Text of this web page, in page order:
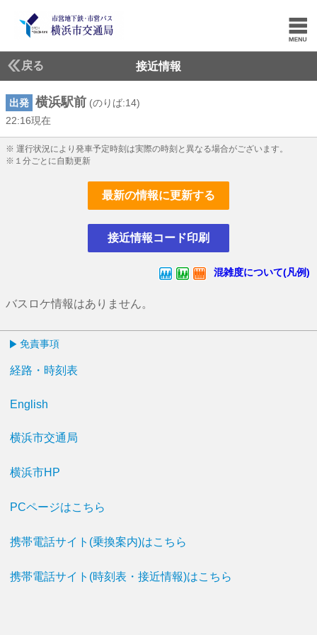
戻る 接近情報
出発 横浜駅前 (のりば:14)
22:16現在
※ 運行状況により発車予定時刻は実際の時刻と異なる場合がございます。
※１分ごとに自動更新
最新の情報に更新する
接近情報コード印刷
混雑度について(凡例)
バスロケ情報はありません。
免責事項
経路・時刻表
English
横浜市交通局
横浜市HP
PCページはこちら
携帯電話サイト(乗換案内)はこちら
携帯電話サイト(時刻表・接近情報)はこちら